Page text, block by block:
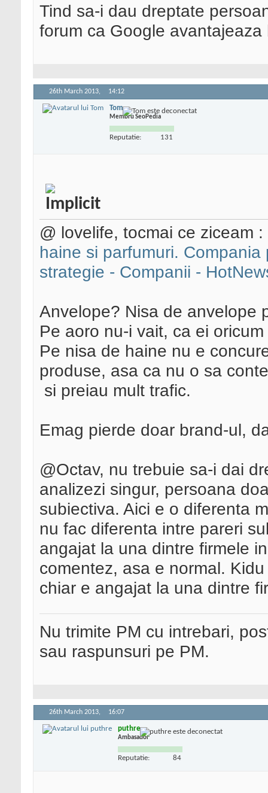
Tind sa-i dau dreptate
forum ca Google avantajeaza
26th March 2013, 14:12
Tom
Membru SeoPedia
Reputatie: 131
@ lovelife, tocmai ce ziceam :
haine si parfumuri.
strategie - Companii -
Anvelope? Nisa de anvelope
Pe aoro nu-i vait, ca ei
Pe nisa de haine nu e
produse, asa ca nu o sa
si preiau mult trafic.
Emag pierde doar brand-ul,
@Octav, nu trebuie sa-i dai
analizezi singur, persoana
subiectiva. Aici e o diferenta
nu fac diferenta intre pareri
angajat la una dintre firmele
comentez, asa e normal.
chiar e angajat la una dintre
Nu trimite PM cu intrebari,
sau raspunsuri pe PM.
26th March 2013, 16:07
puthre
Ambasador
Reputatie: 84